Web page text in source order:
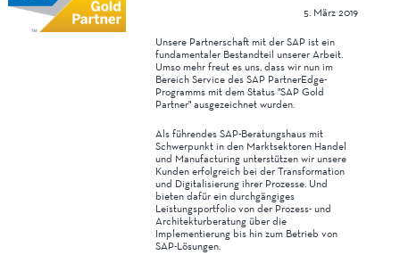
5. März 2019
Unsere Partnerschaft mit der SAP ist ein
fundamentaler Bestandteil unserer Arbeit.
Umso mehr freut es uns, dass wir nun im
Bereich Service des SAP PartnerEdge-
Programms mit dem Status "SAP Gold
Partner" ausgezeichnet wurden.
Als führendes SAP-Beratungshaus mit
Schwerpunkt in den Marktsektoren Handel
und Manufacturing unterstützen wir unsere
Kunden erfolgreich bei der Transformation
und Digitalisierung ihrer Prozesse. Und
bieten dafür ein durchgängiges
Leistungsportfolio von der Prozess- und
Architekturberatung über die
Implementierung bis hin zum Betrieb von
SAP-Lösungen.